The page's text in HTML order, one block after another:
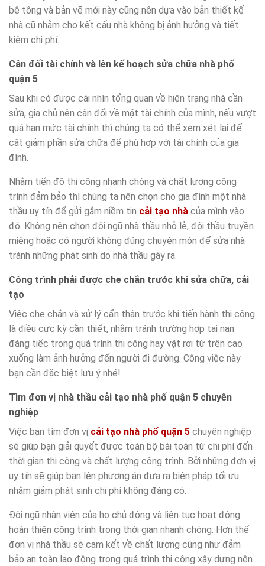
bê tông và bản vẽ mới này cũng nên dựa vào bản thiết kế
nhà cũ nhằm cho kết cấu nhà không bị ảnh hưởng và tiết
kiệm chi phí.
Cân đối tài chính và lên kế hoạch sửa chữa nhà phố
quận 5
Sau khi có được cái nhìn tổng quan về hiện trạng nhà cần
sửa, gia chủ nên cân đối về mặt tài chính của mình, nếu vượt
quá hạn mức tài chính thì chúng ta có thể xem xét lại để
cắt giảm phần sửa chữa để phù hợp với tài chính của gia
đình.
Nhằm tiến độ thi công nhanh chóng và chất lượng công
trình đảm bảo thì chúng ta nên chọn cho gia đình một nhà
thầu uy tín để gửi gắm niềm tin cải tạo nhà của mình vào
đó. Không nên chọn đội ngũ nhà thầu nhỏ lẻ, đội thầu truyền
miệng hoặc có người không đúng chuyên môn để sửa nhà
tránh những phát sinh do nhà thầu gây ra.
Công trình phải được che chắn trước khi sửa chữa, cải
tạo
Việc che chắn và xử lý cẩn thận trước khi tiến hành thi công
là điều cực kỳ cần thiết, nhằm tránh trường hợp tai nạn
đáng tiếc trong quá trình thi công hay vật rơi từ trên cao
xuống làm ảnh hưởng đến người đi đường. Công việc này
bạn cần đặc biệt lưu ý nhé!
Tìm đơn vị nhà thầu cải tạo nhà phố quận 5 chuyên
nghiệp
Việc bạn tìm đơn vị cải tạo nhà phố quận 5 chuyên nghiệp
sẽ giúp bạn giải quyết được toàn bộ bài toán từ chi phí đến
thời gian thi công và chất lượng công trình. Bởi những đơn vị
uy tín sẽ giúp bạn lên phương án đưa ra biện pháp tối ưu
nhằm giảm phát sinh chi phí không đáng có.
Đội ngũ nhân viên của họ chủ động và liên tục hoạt động
hoàn thiện công trình trong thời gian nhanh chóng. Hơn thế
đơn vị nhà thầu sẽ cam kết về chất lượng cũng như đảm
bảo an toàn lao động trong quá trình thi công xây dựng nên